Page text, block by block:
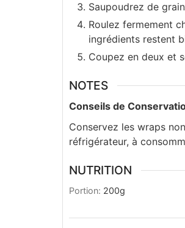
Saupoudrez de
Roulez fermement
ingrédients restent
Coupez en deux et
NOTES
Conseils de
Conservez les wraps
réfrigérateur, à
NUTRITION
Portion: 200g